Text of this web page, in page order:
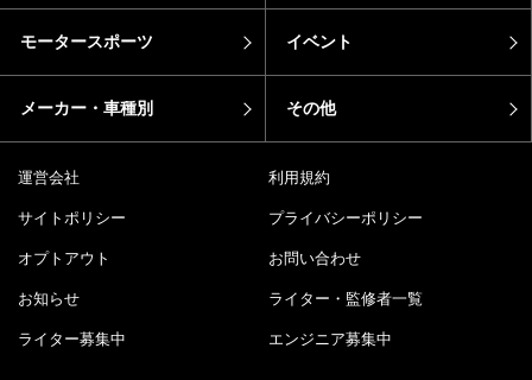
モータースポーツ イベント
メーカー・車種別 その他
運営会社 利用規約
サイトポリシー プライバシーポリシー
オプトアウト お問い合わせ
お知らせ ライター・監修者一覧
ライター募集中 エンジニア募集中